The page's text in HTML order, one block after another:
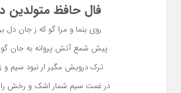
فال حافظ متولدین
روی بنما و مرا گو که ز جان دل
پیش شمع آتش پروانه به جان گو
ترک درویش مگیر ار نبود سیم
در غمت سیم شمار اشک و رخش را